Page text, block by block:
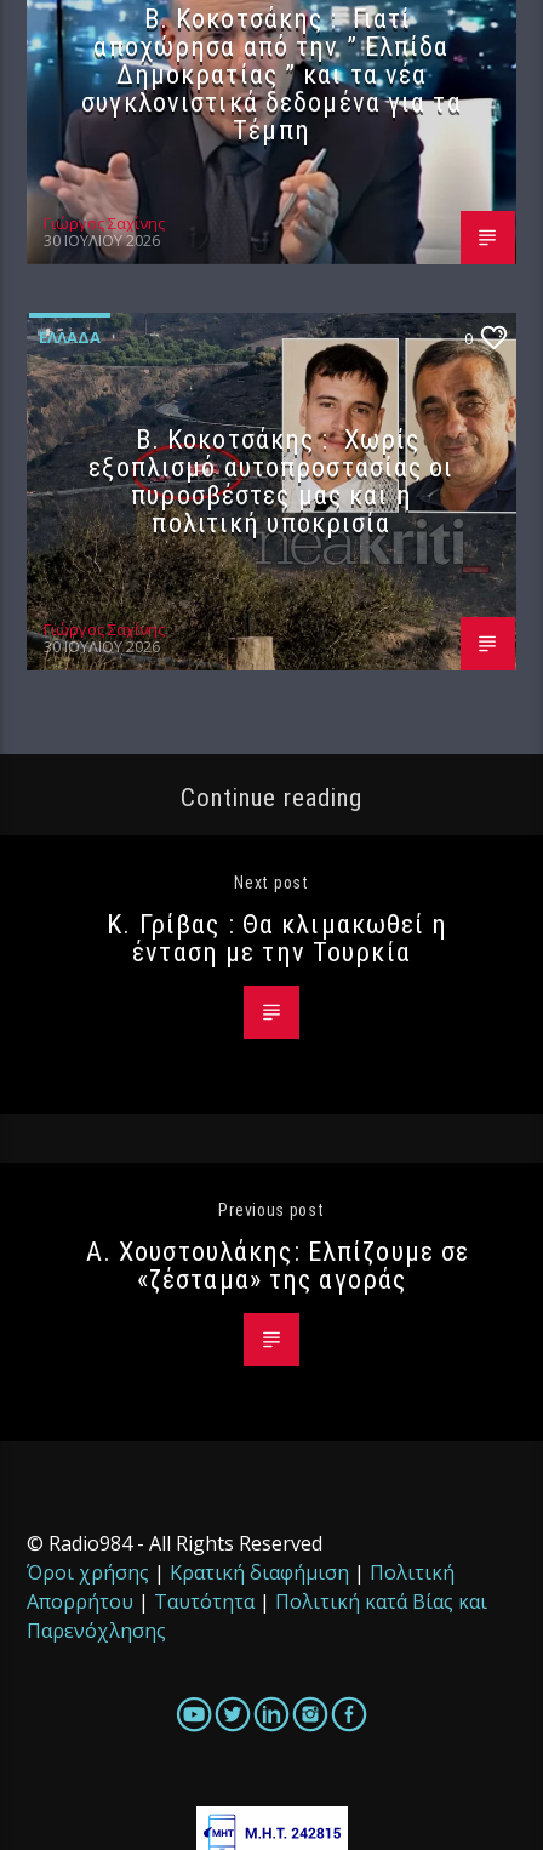
Β. Κοκοτσάκης : Γιατί
αποχώρησα από την ” Ελπίδα
Δημοκρατίας ” και τα νέα
συγκλονιστικά δεδομένα για τα
Τέμπη
Γιώργος Σαχίνης
30 ΙΟΥΛΊΟΥ 2026
ΕΛΛΆΔΑ 0
Β. Κοκοτσάκης : Χωρίς
εξοπλισμό αυτοπροστασίας οι
πυροσβέστες μας και η
πολιτική υποκρισία
Γιώργος Σαχίνης
30 ΙΟΥΛΊΟΥ 2026
Continue reading
Next post
Κ. Γρίβας : Θα κλιμακωθεί η
ένταση με την Τουρκία
Previous post
Α. Χουστουλάκης: Ελπίζουμε σε
«ζέσταμα» της αγοράς
© Radio984 - All Rights Reserved
Όροι χρήσης | Κρατική διαφήμιση | Πολιτική
Απορρήτου | Ταυτότητα| Πολιτική κατά Βίας και
Παρενόχλησης